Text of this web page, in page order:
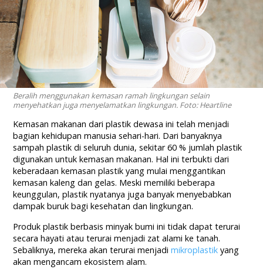
Beralih menggunakan kemasan ramah lingkungan selain
menyehatkan juga menyelamatkan lingkungan. Foto: Heartline
Kemasan makanan dari plastik dewasa ini telah menjadi
bagian kehidupan manusia sehari-hari. Dari banyaknya
sampah plastik di seluruh dunia, sekitar 60 % jumlah plastik
digunakan untuk kemasan makanan. Hal ini terbukti dari
keberadaan kemasan plastik yang mulai menggantikan
kemasan kaleng dan gelas. Meski memiliki beberapa
keunggulan, plastik nyatanya juga banyak menyebabkan
dampak buruk bagi kesehatan dan lingkungan.
Produk plastik berbasis minyak bumi ini tidak dapat terurai
secara hayati atau terurai menjadi zat alami ke tanah.
Sebaliknya, mereka akan terurai menjadimikroplastik yang
akan mengancam ekosistem alam.